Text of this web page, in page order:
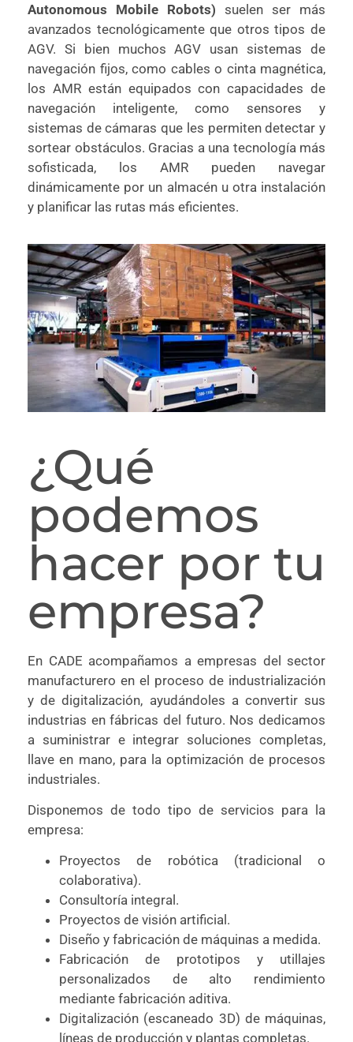
Autonomous Mobile Robots) suelen ser más
avanzados tecnológicamente que otros tipos de
AGV. Si bien muchos AGV usan sistemas de
navegación fijos, como cables o cinta magnética,
los AMR están equipados con capacidades de
navegación inteligente, como sensores y
sistemas de cámaras que les permiten detectar y
sortear obstáculos. Gracias a una tecnología más
sofisticada, los AMR pueden navegar
dinámicamente por un almacén u otra instalación
y planificar las rutas más eficientes.
¿Qué
podemos
hacer por tu
empresa?
En CADE acompañamos a empresas del sector
manufacturero en el proceso de industrialización
y de digitalización, ayudándoles a convertir sus
industrias en fábricas del futuro. Nos dedicamos
a suministrar e integrar soluciones completas,
llave en mano, para la optimización de procesos
industriales.
Disponemos de todo tipo de servicios para la
empresa:
Proyectos de robótica (tradicional o
colaborativa).
Consultoría integral.
Proyectos de visión artificial.
Diseño y fabricación de máquinas a medida.
Fabricación de prototipos y utillajes
personalizados de alto rendimiento
mediante fabricación aditiva.
Digitalización (escaneado 3D) de máquinas,
líneas de producción y plantas completas.